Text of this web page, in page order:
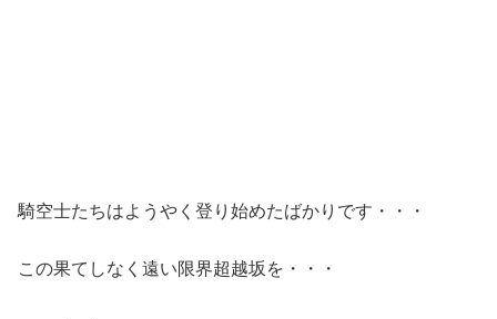
騎空士たちはようやく登り始めたばかりです・・・
この果てしなく遠い限界超越坂を・・・